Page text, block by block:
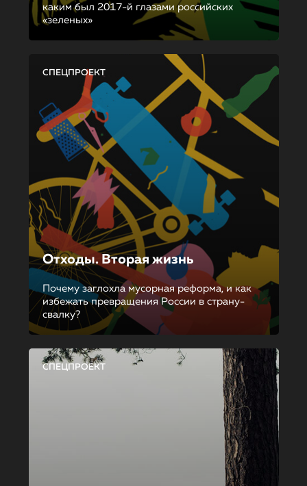
каким был 2017-й глазами российских
«зеленых»
СПЕЦПРОЕКТ
Отходы. Вторая жизнь
Почему заглохла мусорная реформа, и как
избежать превращения России в страну-
свалку?
СПЕЦПРОЕКТ